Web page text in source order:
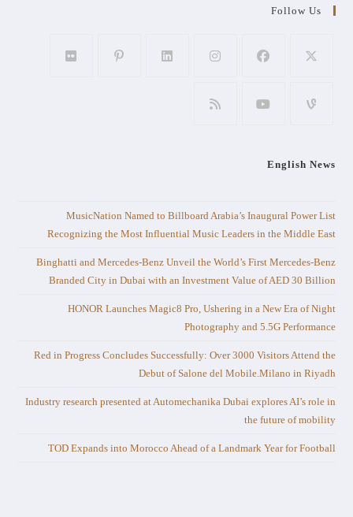
Follow Us
English News
MusicNation Named to Billboard Arabia’s Inaugural Power List
Recognizing the Most Influential Music Leaders in the Middle East
Binghatti and Mercedes-Benz Unveil the World’s First Mercedes-Benz
Branded City in Dubai with an Investment Value of AED 30 Billion
HONOR Launches Magic8 Pro, Ushering in a New Era of Night
Photography and 5.5G Performance
Red in Progress Concludes Successfully: Over 3000 Visitors Attend the
Debut of Salone del Mobile.Milano in Riyadh
Industry research presented at Automechanika Dubai explores AI’s role in
the future of mobility
TOD Expands into Morocco Ahead of a Landmark Year for Football